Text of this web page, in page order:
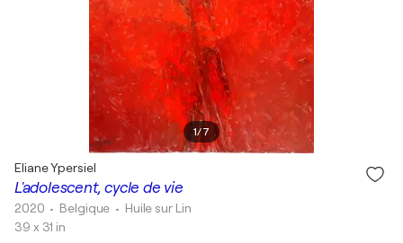
1/7
L'adolescent, cycle de vie
Eliane Ypersiel
2020 • Belgique • Huile sur Lin
39 x 31 in